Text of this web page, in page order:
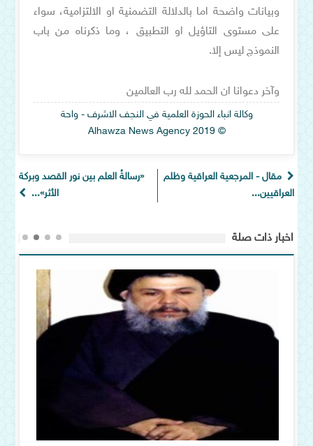
وبيانات واضحة اما بالدلالة التضمنية او الالتزامية، سواء
على مستوى التاؤيل او التطبيق ، وما ذكرناه من باب
النموذج ليس إلا.
وآخر دعوانا ان الحمد لله رب العالمين
وكالة انباء الحوزة العلمية في النجف الاشرف - واحة
© Alhawza News Agency 2019
«رسالةُ العلم بين نور القصد وبركة
الأثر»...
مقال - المرجعية العراقية وظلم
العراقيين...
اخبار ذات صلة